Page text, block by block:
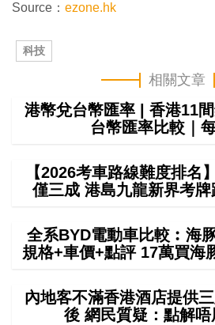
Source： ezone.hk
科技
相關文章
港幣兌台幣匯率 | 香港11
台幣匯率比較｜
【2026考車路線難度排名
僅三成 港島九龍新界考
全系BYD電動車比較︰海
規格+車價+點評 17萬買海
內地客不滿香港酒店提供
後 網民質疑：點解唔